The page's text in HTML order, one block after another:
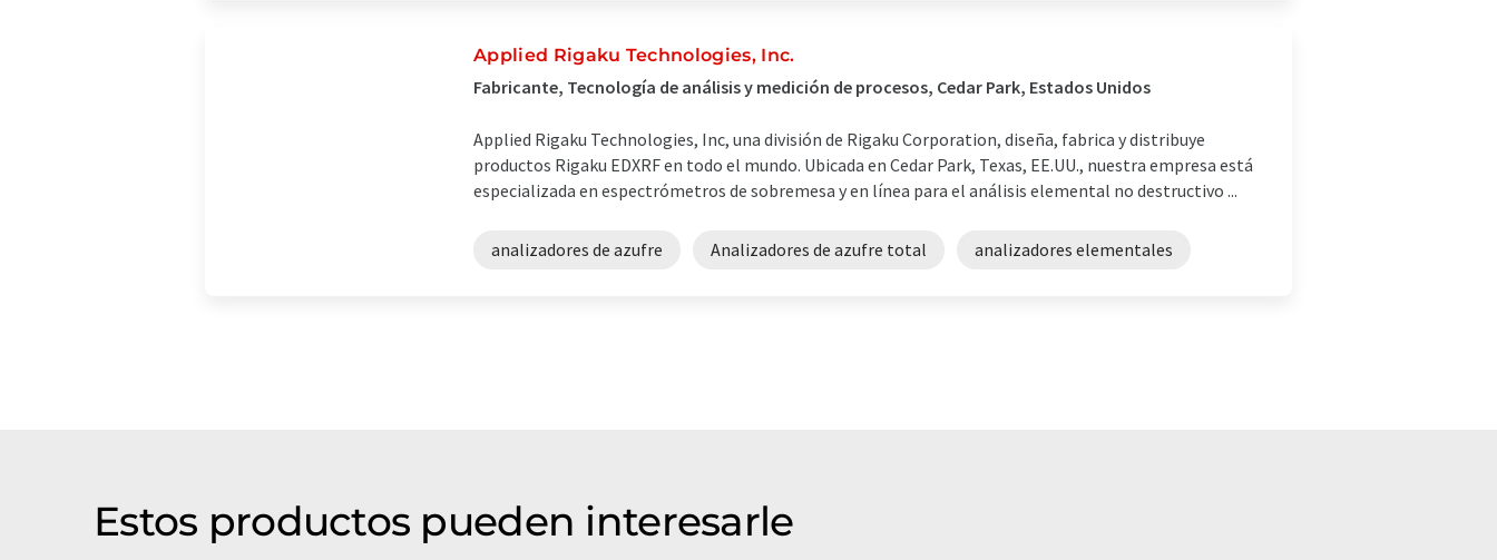
Applied Rigaku Technologies, Inc.
Fabricante, Tecnología de análisis y medición de procesos, Cedar Park, Estados Unidos
Applied Rigaku Technologies, Inc, una división de Rigaku Corporation, diseña, fabrica y distribuye
productos Rigaku EDXRF en todo el mundo. Ubicada en Cedar Park, Texas, EE.UU., nuestra empresa está
especializada en espectrómetros de sobremesa y en línea para el análisis elemental no destructivo ...
analizadores de azufre Analizadores de azufre total analizadores elementales
Estos productos pueden interesarle